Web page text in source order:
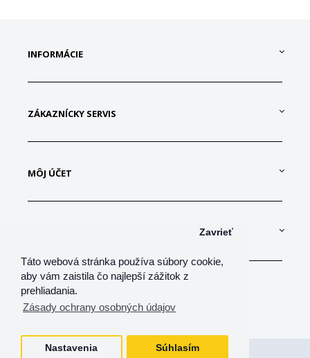
Táto webová stránka používa súbory cookie,
aby vám zaistila čo najlepší zážitok z
prehliadania.
Zásady ochrany osobných údajov
Zavrieť
Nastavenia Súhlasím
INFORMÁCIE
ZÁKAZNÍCKY SERVIS
MÔJ ÚČET